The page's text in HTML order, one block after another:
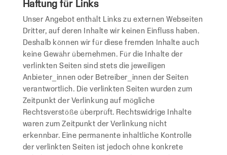
Haftung für Links
Unser Angebot enthält Links zu externen Webseiten
Dritter, auf deren Inhalte wir keinen Einfluss haben.
Deshalb können wir für diese fremden Inhalte auch
keine Gewähr übernehmen. Für die Inhalte der
verlinkten Seiten sind stets die jeweiligen
Anbieter_innen oder Betreiber_innen der Seiten
verantwortlich. Die verlinkten Seiten wurden zum
Zeitpunkt der Verlinkung auf mögliche
Rechtsverstöße überprüft. Rechtswidrige Inhalte
waren zum Zeitpunkt der Verlinkung nicht
erkennbar. Eine permanente inhaltliche Kontrolle
der verlinkten Seiten ist jedoch ohne konkrete